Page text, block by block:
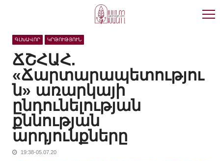
ԳԼԽԱՎՈՐ ԿՐԹՈՒԹՅՈՒՆ
ՃՇՀԱՀ.
«Ճարտարապետությու
ն» առարկայի
ընդունելության
քննության
արդյունքները
19:38-05.07.20